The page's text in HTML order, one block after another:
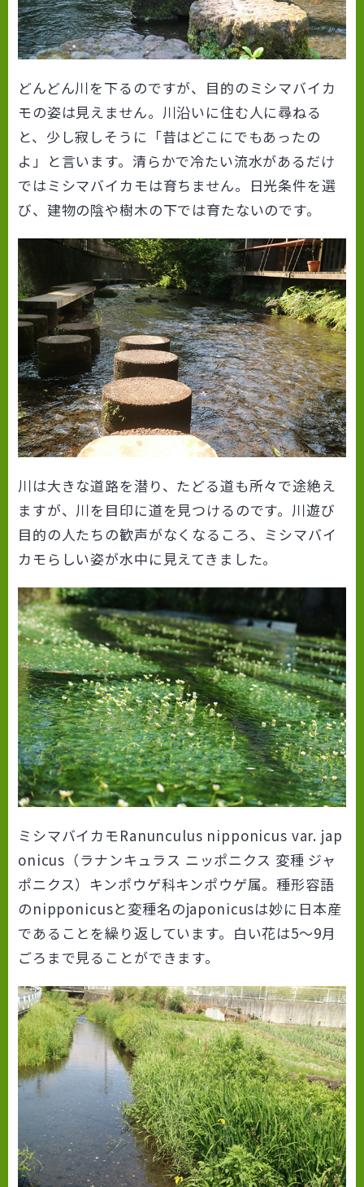
どんどん川を下るのですが、目的のミシマバイカ
モの姿は見えません。川沿いに住む人に尋ねる
と、少し寂しそうに「昔はどこにでもあったの
よ」と言います。清らかで冷たい流水があるだけ
ではミシマバイカモは育ちません。日光条件を選
び、建物の陰や樹木の下では育たないのです。
川は大きな道路を潜り、たどる道も所々で途絶え
ますが、川を目印に道を見つけるのです。川遊び
目的の人たちの歓声がなくなるころ、ミシマバイ
カモらしい姿が水中に見えてきました。
ミシマバイカモRanunculus nipponicus var. jap
onicus（ラナンキュラス ニッポニクス 変種 ジャ
ポニクス）キンポウゲ科キンポウゲ属。種形容語
のnipponicusと変種名のjaponicusは妙に日本産
であることを繰り返しています。白い花は5～9月
ごろまで見ることができます。